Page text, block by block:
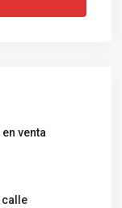
venta
calle